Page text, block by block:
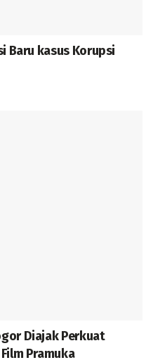
Baru kasus Korupsi
Diajak Perkuat
Pramuka